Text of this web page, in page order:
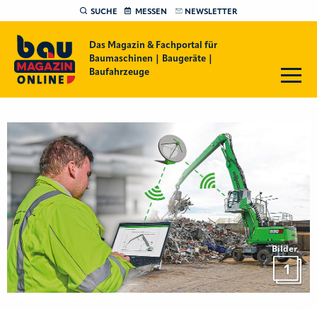
SUCHE MESSEN NEWSLETTER
Das Magazin & Fachportal für
Baumaschinen | Baugeräte |
Baufahrzeuge
Bilder
1